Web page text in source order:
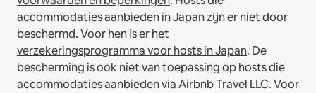
accommodaties aanbieden in Japan zijn er niet door
beschermd. Voor hen is er het
verzekeringsprogramma voor hosts in Japan. De
bescherming is ook niet van toepassing op hosts die
accommodaties aanbieden via Airbnb Travel LLC.Voor